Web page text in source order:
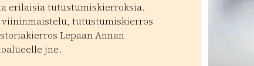
erilaisia tutustumiskierroksia.
viininmaistelu, tutustumiskierros
Lepaan Annan
jne.